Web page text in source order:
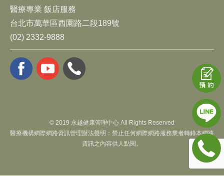
醫療專業 飯店服務
台北市萬華區西園路二段189號
(02) 2332-9888
© 2019 永越健康管理中心 All Rights Reserved
醫療機構網際網路資訊管理辦法聲明：禁止任何網際網路服務業者轉錄本網路
資訊之內容供人點閱。